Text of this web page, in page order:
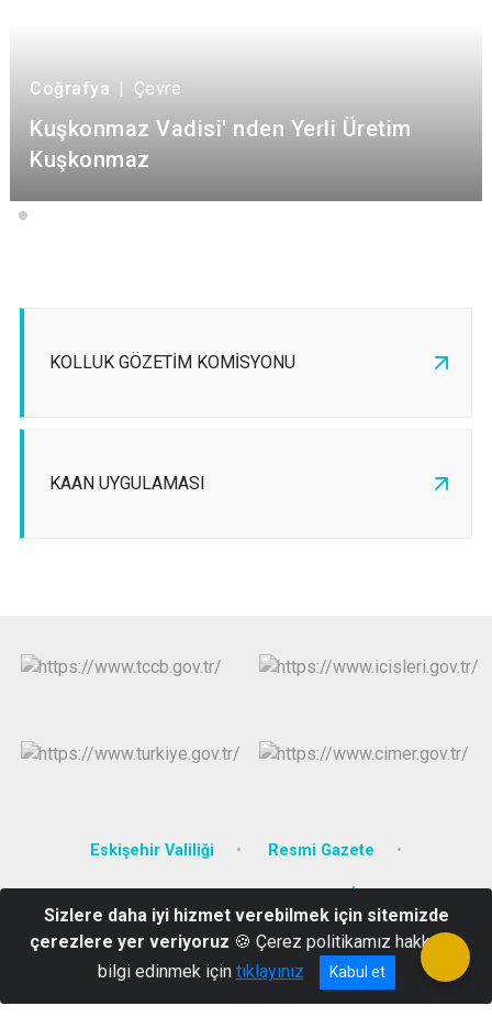
Coğrafya | Çevre
Kuşkonmaz Vadisi' nden Yerli Üretim
Kuşkonmaz
KOLLUK GÖZETİM KOMİSYONU
KAAN UYGULAMASI
Eskişehir Valiliği Resmi Gazete
Yeni Mahalle Hürriyet Caddesi No:100 Sarıcakaya/ESKİŞEHİR
(0222) 661 20 02
Sizlere daha iyi hizmet verebilmek için sitemizde
çerezlere yer veriyoruz 🍪 Çerez politikamız hakkında
bilgi edinmek için tıklayınız Kabul et